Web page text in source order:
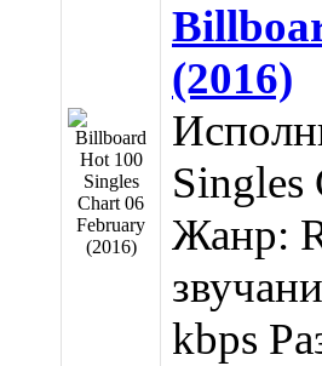
(2016)
Singles
Жанр:
kbps